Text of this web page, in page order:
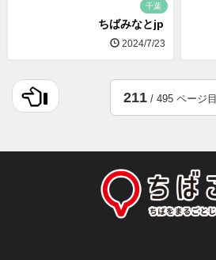
千葉
ちばみなとjp
2024/7/23
211/ 495 ページ目